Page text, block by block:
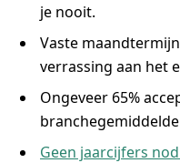
je nooit.
Vaste
verrassing aan het
Ongeveer 65%
Geen jaarcijfers